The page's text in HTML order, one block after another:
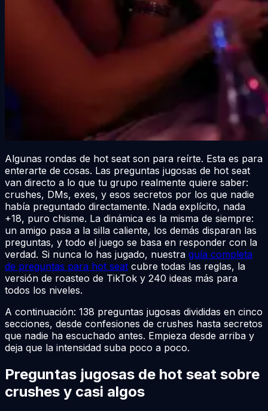
Algunas rondas de hot seat son para reírte. Esta es para
enterarte de cosas. Las preguntas jugosas de hot seat
van directo a lo que tu grupo realmente quiere saber:
crushes, DMs, exes, y esos secretos por los que nadie
había preguntado directamente. Nada explícito, nada
+18, puro chisme. La dinámica es la misma de siempre:
un amigo pasa a la silla caliente, los demás disparan las
preguntas, y todo el juego se basa en responder con la
verdad. Si nunca lo has jugado, nuestra guía completa
de preguntas para hot seat cubre todas las reglas, la
versión de roasteo de TikTok y 240 ideas más para
todos los niveles.
A continuación: 138 preguntas jugosas divididas en cinco
secciones, desde confesiones de crushes hasta secretos
que nadie ha escuchado antes. Empieza desde arriba y
deja que la intensidad suba poco a poco.
Preguntas jugosas de hot seat sobre
crushes y casi algos